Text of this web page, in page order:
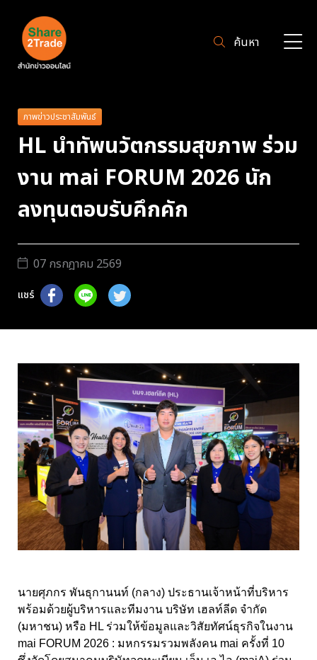
ค้นหา
ภาพข่าวประชาสัมพันธ์
HL นำทัพนวัตกรรมสุขภาพ ร่วม
งาน mai FORUM 2026 นัก
ลงทุนตอบรับคึกคัก
07 กรกฎาคม 2569
แชร์
นายศุภกร พันธุกานนท์ (กลาง) ประธานเจ้าหน้าที่บริหาร
พร้อมด้วยผู้บริหารและทีมงาน บริษัท เฮลท์ลีด จำกัด
(มหาชน) หรือ HL ร่วมให้ข้อมูลและวิสัยทัศน์ธุรกิจในงาน
mai FORUM 2026 : มหกรรมรวมพลังคน mai ครั้งที่ 10